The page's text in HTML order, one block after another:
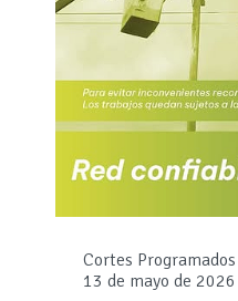
Cortes Programados
13 de mayo de 2026